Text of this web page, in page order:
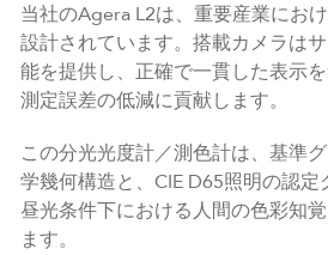
当社のAgera L2は、重要産業にお
設計されています。搭載カメラは
能を提供し、正確で一貫した表示
測定誤差の低減に貢献します。
この分光光度計／測色計は、基準
学幾何構造と、CIE D65照明の認定
昼光条件下における人間の色彩知
ます。